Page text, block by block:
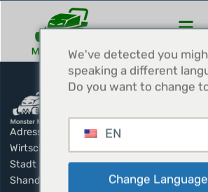
Adresse： Jiaxin Road,
Wirtschaftsentwicklungszone,
Stadt Jining, Provinz
Shandong, China
Startseite
Über uns
We've detected you
speaking a different
Do you want to change
EN
Change Language